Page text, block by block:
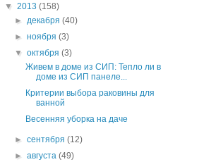
▼ 2013 (158)
► декабря(40)
►ноября(3)
▼октября(3)
Живем в доме из СИП: Тепло ли в
доме из СИП панеле...
Критерии выбора раковины для
ванной
Весенняя уборка на даче
►сентября(12)
►августа(49)